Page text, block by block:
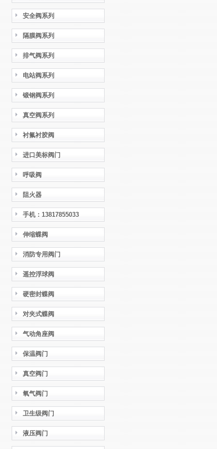
安全阀系列
隔膜阀系列
排气阀系列
电站阀系列
锻钢阀系列
真空阀系列
衬氟衬胶阀
进口美标阀门
呼吸阀
阻火器
手机：13817855033
伸缩蝶阀
消防专用阀门
遥控浮球阀
硬密封蝶阀
对夹式蝶阀
气动角座阀
保温阀门
真空阀门
氧气阀门
卫生级阀门
液压阀门